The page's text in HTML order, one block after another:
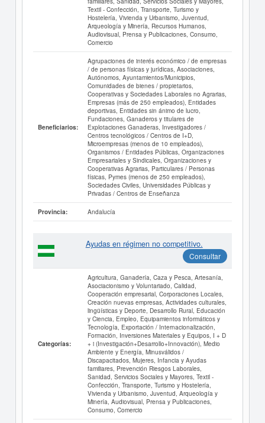
Textil - Confección, Transporte, Turismo y
Hostelería, Vivienda y Urbanismo, Juventud,
Arqueología y Minería, Recursos Humanos,
Audiovisual, Prensa y Publicaciones, Consumo,
Comercio
Beneficiarios:
Agrupaciones de interés económico / de empresas
/ de personas físicas y jurídicas, Asociaciones,
Autónomos, Ayuntamientos/Municipios,
Comunidades de bienes / propietarios,
Cooperativas y Sociedades Laborales no Agrarias,
Empresas (más de 250 empleados), Entidades
deportivas, Entidades sin ánimo de lucro,
Fundaciones, Ganaderos y titulares de
Explotaciones Ganaderas, Investigadores /
Centros tecnológicos / Centros de I+D,
Microempresas (menos de 10 empleados),
Organismos / Entidades Públicas, Organizaciones
Empresariales y Sindicales, Organizaciones y
Cooperativas Agrarias, Particulares / Personas
físicas, Pymes (menos de 250 empleados),
Sociedades Civiles, Universidades Públicas y
Privadas / Centros de Enseñanza
Provincia: Andalucía
Ayudas en régimen no competitivo.
Consultar
Categorías:
Agricultura, Ganadería, Caza y Pesca, Artesanía,
Asociacionismo y Voluntariado, Calidad,
Cooperación empresarial, Corporaciones Locales,
Creación nuevas empresas, Actividades culturales,
lingüísticas y Deporte, Desarrollo Rural, Educación
y Ciencia, Empleo, Equipamientos informáticos y
Tecnología, Exportación / Internacionalización,
Formación, Inversiones Materiales y Equipos, I + D
+ i (Investigación+Desarrollo+Innovación), Medio
Ambiente y Energía, Minusválidos /
Discapacitados, Mujeres, Infancia y Ayudas
familiares, Prevención Riesgos Laborales,
Sanidad, Servicios Sociales y Mayores, Textil -
Confección, Transporte, Turismo y Hostelería,
Vivienda y Urbanismo, Juventud, Arqueología y
Minería, Audiovisual, Prensa y Publicaciones,
Consumo, Comercio